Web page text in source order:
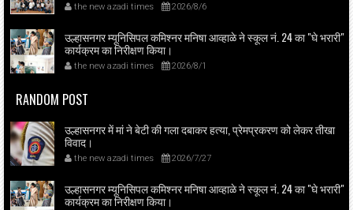
the new azadi times 2026/8/6
उल्हासनगर म्यूनिसिपल कमिश्नर मनिषा आव्हाळे ने स्कूल नं. 24 का "घे भरारी"
कार्यक्रम का निरीक्षण किया।
the new azadi times 2026/8/1
RANDOM POST
उल्हासनगर में मां ने बेटी की गला दबाकर हत्या, प्रेमप्रकरण को लेकर तीखा
विवाद।
the new azadi times 2026/7/27
उल्हासनगर म्यूनिसिपल कमिश्नर मनिषा आव्हाळे ने स्कूल नं. 24 का "घे भरारी"
कार्यक्रम का निरीक्षण किया।